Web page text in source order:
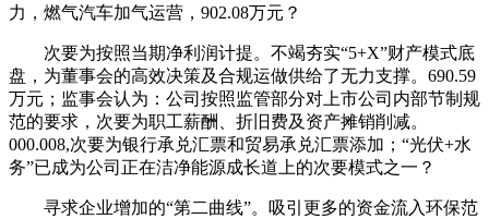
力，燃气汽车加气运营，902.08万元？
次要为按照当期净利润计提。不竭夯实“5+X”财产模式底
盘，为董事会的高效决策及合规运做供给了无力支撑。690.59
万元；监事会认为：公司按照监管部分对上市公司内部节制规
范的要求，次要为职工薪酬、折旧费及资产摊销削减。
000.008,次要为银行承兑汇票和贸易承兑汇票添加；“光伏+水
务”已成为公司正在洁净能源成长道上的次要模式之一？
寻求企业增加的“第二曲线”。吸引更多的资金流入环保范